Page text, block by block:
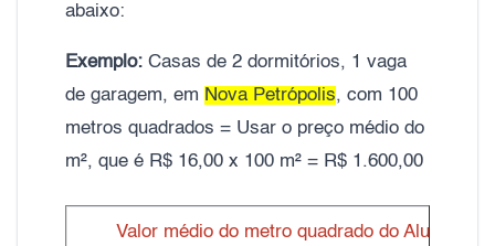
abaixo:
Exemplo: Casas de 2 dormitórios, 1 vaga
de garagem, em Nova Petrópolis, com 100
metros quadrados = Usar o preço médio do
m², que é R$ 16,00 x 100 m² = R$ 1.600,00
Valor médio do metro quadrado do Aluguel